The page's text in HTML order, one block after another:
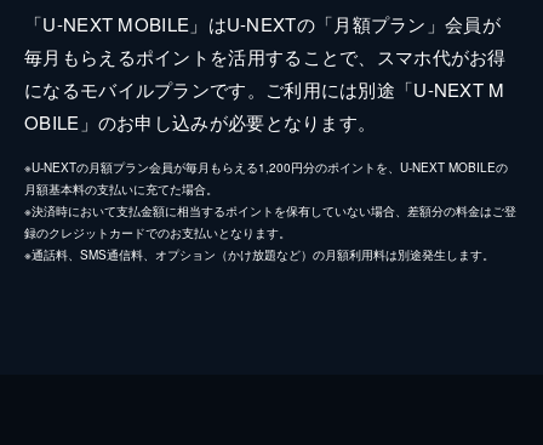
「U-NEXT MOBILE」はU-NEXTの「月額プラン」会員が
毎月もらえるポイントを活用することで、スマホ代がお得
になるモバイルプランです。ご利用には別途「U-NEXT M
OBILE」のお申し込みが必要となります。
※U-NEXTの月額プラン会員が毎月もらえる1,200円分のポイントを、U-NEXT MOBILEの
月額基本料の支払いに充てた場合。
※決済時において支払金額に相当するポイントを保有していない場合、差額分の料金はご登
録のクレジットカードでのお支払いとなります。
※通話料、SMS通信料、オプション（かけ放題など）の月額利用料は別途発生します。